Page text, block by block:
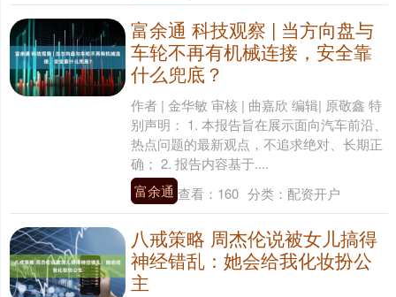
富余通 科技观察 | 当方向盘与
车轮不再有机械连接，安全靠
什么兜底？
作者 | 金华敏 审核 | 曲嘉欣 编辑| 原敬鑫 特
别声明： 1. 本报告旨在展示面向汽车前沿、
热点问题的最新观点，不追求绝对、长期正
确； 2. 报告内容基于....
富余通 查看： 160 分类： 配资开户
八戒策略 周杰伦说被女儿搞得
神经错乱：她会给我化妆扮公
主